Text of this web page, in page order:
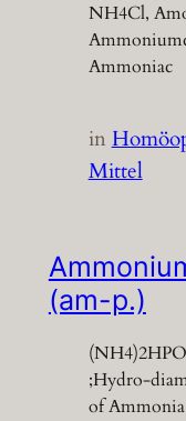
NH4Cl,
Ammoniac
in
Mittel
(am-p.)
;Hydro-
of Ammonia